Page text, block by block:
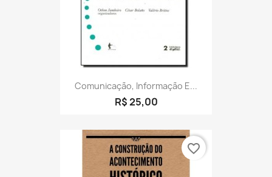
Comunicação, Informação E...
R$ 25,00
favorite_border